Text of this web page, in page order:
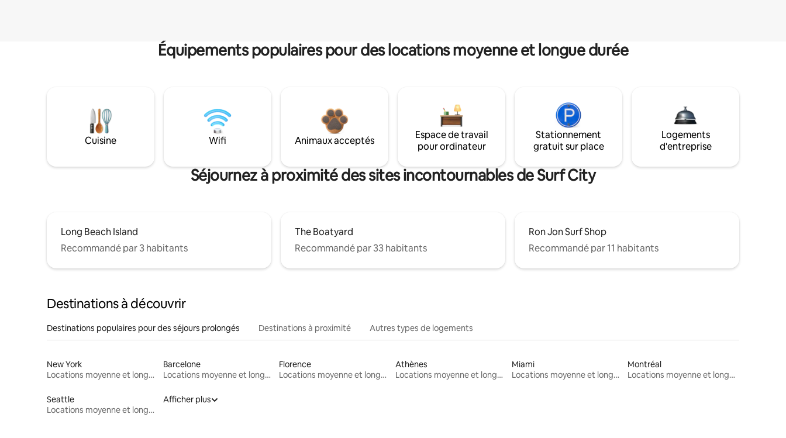
Équipements populaires pour des locations moyenne et longue durée
Cuisine Wifi Animaux acceptés
Espace de travail
pour ordinateur
Stationnement
gratuit sur place
Logements
d'entreprise
Séjournez à proximité des sites incontournables de Surf City
Long Beach Island
Recommandé par 3 habitants
The Boatyard
Recommandé par 33 habitants
Ron Jon Surf Shop
Recommandé par 11 habitants
Destinations à découvrir
Destinations populaires pour des séjours prolongés Destinations à proximité Autres types de logements
New York
Locations moyenne et longue durée
Barcelone
Locations moyenne et longue durée
Florence
Locations moyenne et longue durée
Athènes
Locations moyenne et longue durée
Miami
Locations moyenne et longue durée
Montréal
Locations moyenne et longue durée
Seattle
Locations moyenne et longue durée
Afficher plus